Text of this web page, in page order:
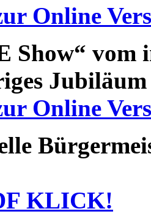
Online
Show“
Jubiläum
Online
KLICK!